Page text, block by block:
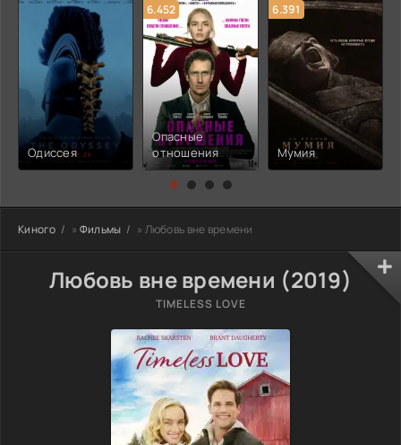
Одиссея
6.452
Опасные
отношения
6.391
Мумия
Киного » Фильмы » Любовь вне времени
Любовь вне времени (2019)
TIMELESS LOVE